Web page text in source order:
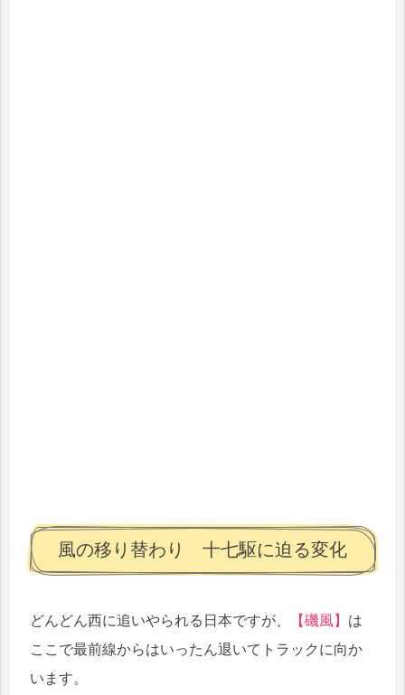
風の移り替わり 十七駆に迫る変化
どんどん西に追いやられる日本ですが、 【磯風】 は
ここで最前線からはいったん退いてトラックに向か
います。